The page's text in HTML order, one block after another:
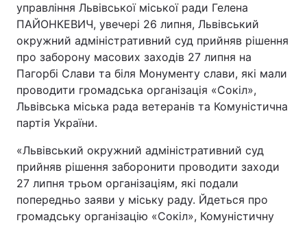
управління Львівської міської ради Гелена
ПАЙОНКЕВИЧ, увечері 26 липня, Львівський
окружний адміністративний суд прийняв рішення
про заборону масових заходів 27 липня на
Пагорбі Слави та біля Монументу слави, які мали
проводити громадська організація «Сокіл»,
Львівська міська рада ветеранів та Комуністична
партія України.
«Львівський окружний адміністративний суд
прийняв рішення заборонити проводити заходи
27 липня трьом організаціям, які подали
попередньо заяви у міську раду. Йдеться про
громадську організацію «Сокіл», Комуністичну